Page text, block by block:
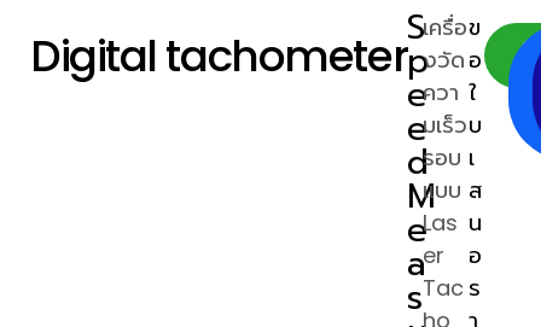
Digital tachometerS
p
e
e
d
M
e
a
s
เครื่อ
งวัด
ควา
มเร็ว
รอบ
แบบ
Las
er
Tac
ho
ข
อ
ใ
บ
เ
ส
น
อ
ร
า